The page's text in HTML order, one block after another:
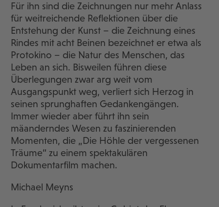
Für ihn sind die Zeichnungen nur mehr Anlass
für weitreichende Reflektionen über die
Entstehung der Kunst – die Zeichnung eines
Rindes mit acht Beinen bezeichnet er etwa als
Protokino – die Natur des Menschen, das
Leben an sich. Bisweilen führen diese
Überlegungen zwar arg weit vom
Ausgangspunkt weg, verliert sich Herzog in
seinen sprunghaften Gedankengängen.
Immer wieder aber führt ihn sein
mäanderndes Wesen zu faszinierenden
Momenten, die „Die Höhle der vergessenen
Träume“ zu einem spektakulären
Dokumentarfilm machen.
Michael Meyns